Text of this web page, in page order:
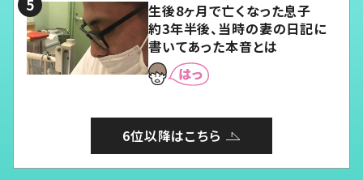
生後8ヶ月で亡くなった息子
約3年半後、当時の妻の日記に
書いてあった本音とは
6位以降はこちら